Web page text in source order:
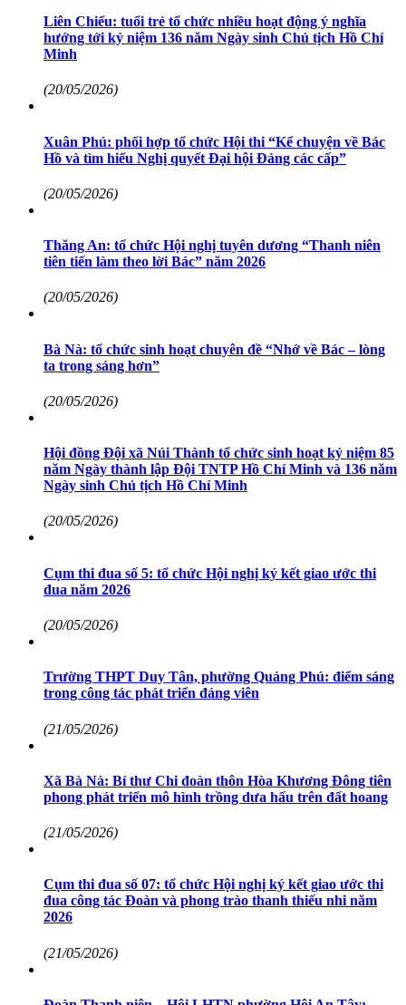
Liên Chiểu: tuổi trẻ tổ chức nhiều hoạt động ý nghĩa
hướng tới kỷ niệm 136 năm Ngày sinh Chủ tịch Hồ Chí
Minh
(20/05/2026)
Xuân Phú: phối hợp tổ chức Hội thi “Kể chuyện về Bác
Hồ và tìm hiểu Nghị quyết Đại hội Đảng các cấp”
(20/05/2026)
Thăng An: tổ chức Hội nghị tuyên dương “Thanh niên
tiên tiến làm theo lời Bác” năm 2026
(20/05/2026)
Bà Nà: tổ chức sinh hoạt chuyên đề “Nhớ về Bác – lòng
ta trong sáng hơn”
(20/05/2026)
Hội đồng Đội xã Núi Thành tổ chức sinh hoạt kỷ niệm 85
năm Ngày thành lập Đội TNTP Hồ Chí Minh và 136 năm
Ngày sinh Chủ tịch Hồ Chí Minh
(20/05/2026)
Cụm thi đua số 5: tổ chức Hội nghị ký kết giao ước thi
đua năm 2026
(20/05/2026)
Trường THPT Duy Tân, phường Quảng Phú: điểm sáng
trong công tác phát triển đảng viên
(21/05/2026)
Xã Bà Nà: Bí thư Chi đoàn thôn Hòa Khương Đông tiên
phong phát triển mô hình trồng dưa hấu trên đất hoang
(21/05/2026)
Cụm thi đua số 07: tổ chức Hội nghị ký kết giao ước thi
đua công tác Đoàn và phong trào thanh thiếu nhi năm
2026
(21/05/2026)